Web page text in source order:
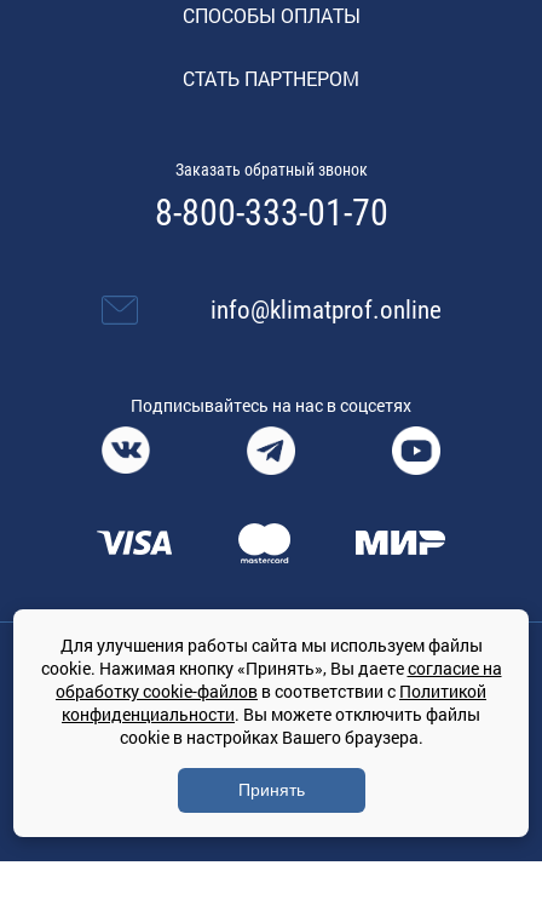
СПОСОБЫ ОПЛАТЫ
СТАТЬ ПАРТНЕРОМ
Заказать обратный звонок
8-800-333-01-70
info@klimatprof.online
Подписывайтесь на нас в соцсетях
Общество с ограниченной ответственностью «ТРЕЙДКОН», ОГРН:
1167847364079, 197022, г. Санкт-Петербург, проспект Медиков, 7
КЛИМАТПРОФ.ONLINE - оптовая продажа кондиционеров и
климатической техники на территории РФ
© Сайт принадлежит ООО «ТРЕЙДКОН»
Политика конфиденциальности
Для улучшения работы сайта мы используем файлы
cookie. Нажимая кнопку «Принять», Вы даетесогласие на
обработку cookie-файлов в соответствии с Политикой
конфиденциальности. Вы можете отключить файлы
cookie в настройках Вашего браузера.
Принять